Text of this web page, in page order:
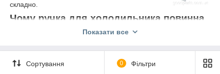
складно.
Чому ручка для холодильника повинна
бути куплена саме у нас?
Рассмотрим их более подробно. Доступный уровень
Показати все
Сортування 0 Фільтри